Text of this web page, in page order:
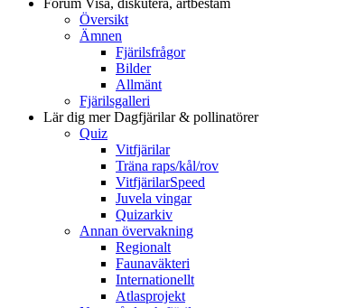
Översikt
Ämnen
Fjärilsfrågor
Bilder
Allmänt
Fjärilsgalleri
Lär dig merDagfjärilar & pollinatörer
Quiz
Vitfjärilar
Träna raps/kål/rov
VitfjärilarSpeed
Juvela vingar
Quizarkiv
Annan övervakning
Regionalt
Faunaväkteri
Internationellt
Atlasprojekt